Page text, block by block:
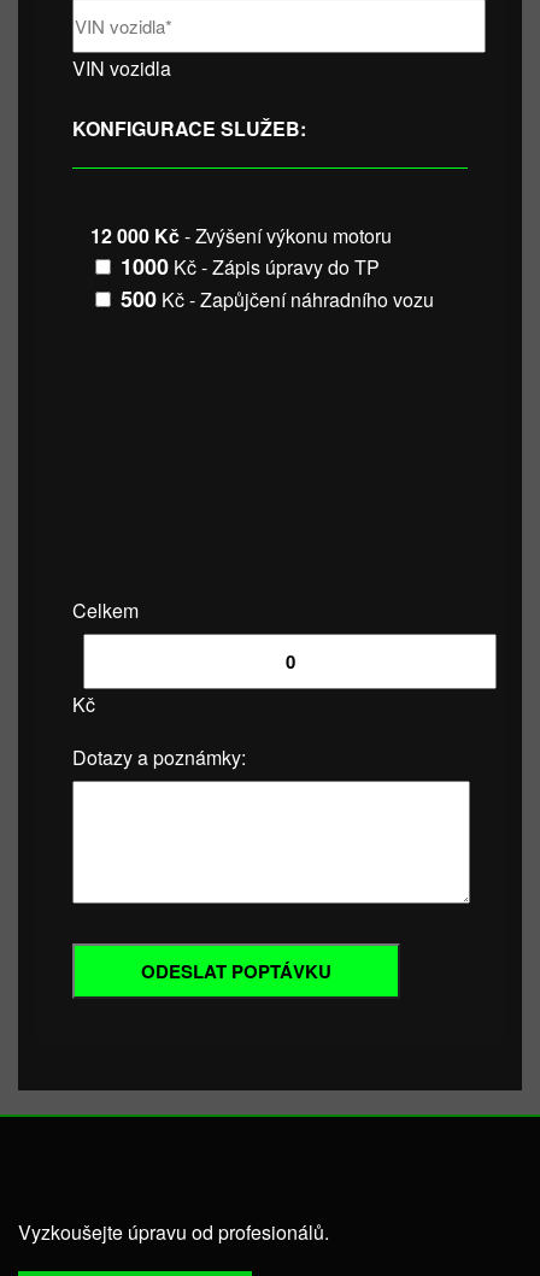
VIN vozidla
KONFIGURACE SLUŽEB:
12 000 Kč- Zvýšení výkonu motoru
1000 Kč - Zápis úpravy do TP
500 Kč - Zapůjčení náhradního vozu
Celkem
Kč
Dotazy a poznámky:
Vyzkoušejte úpravu od profesionálů.